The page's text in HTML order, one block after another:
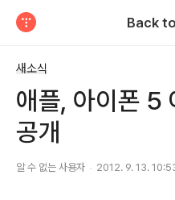
Back
새소식
애플, 아이폰 5
공개
알 수 없는 사용자 2012. 9. 13.